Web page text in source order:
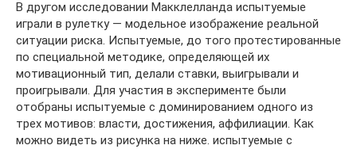
В другом исследовании Макклелланда испытуемые
играли в рулетку — модельное изображение реальной
ситуации риска. Испытуемые, до того протестированные
по специальной методике, определяющей их
мотивационный тип, делали ставки, выигрывали и
проигрывали. Для участия в эксперименте были
отобраны испытуемые с доминированием одного из
трех мотивов: власти, достижения, аффилиации. Как
можно видеть из рисунка на ниже. испытуемые с